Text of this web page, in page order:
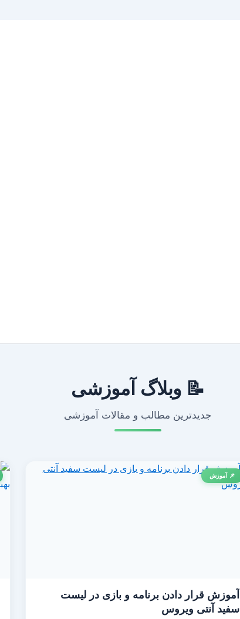
📝 وبلاگ آموزشی
جدیدترین مطالب و مقالات آموزشی
📌 آموزش
آموزش قرار دادن برنامه و بازی در لیست
سفید آنتی‌ ویروس